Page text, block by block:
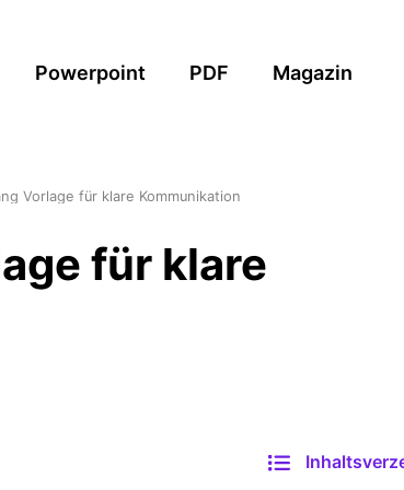
Powerpoint PDF Magazin
Vorlage für klare Kommunikation
für klare